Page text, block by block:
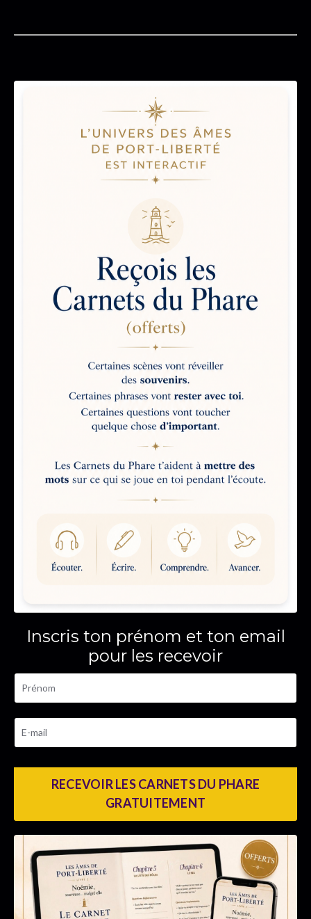
Inscris ton prénom et ton email
pour les recevoir
RECEVOIR LES CARNETS DU PHARE
GRATUITEMENT